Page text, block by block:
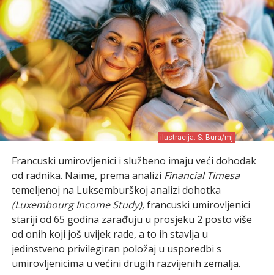
ilustracija: S. Bura/mj
Francuski umirovljenici i službeno imaju veći dohodak
od radnika. Naime, prema analizi Financial Timesa
temeljenoj na Luksemburškoj analizi dohotka
(Luxembourg Income Study), francuski umirovljenici
stariji od 65 godina zarađuju u prosjeku 2 posto više
od onih koji još uvijek rade, a to ih stavlja u
jedinstveno privilegiran položaj u usporedbi s
umirovljenicima u većini drugih razvijenih zemalja.